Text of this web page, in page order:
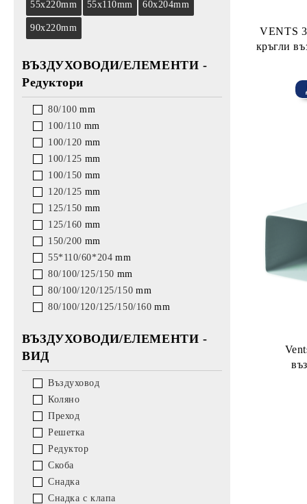
55x220mm 55х110mm 60х204mm
90х220mm
ВЪЗДУХОВОДИ/ЕЛЕМЕНТИ -
Редуктори
80/100 mm
100/110 mm
100/120 mm
100/125 mm
100/150 mm
120/125 mm
125/150 mm
125/160 mm
150/200 mm
55*110/60*204 mm
80/100/125/150 mm
80/100/120/125/150 mm
80/100/120/125/150/160 mm
ВЪЗДУХОВОДИ/ЕЛЕМЕНТИ -
ВИД
Въздуховод
Коляно
Преход
Решетка
Редуктор
Скоба
Снадка
Снадка с клапа
VENTS 311 -
кръгли